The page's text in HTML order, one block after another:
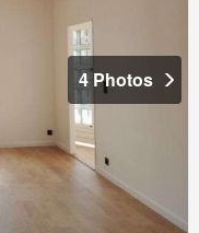
4 Photos